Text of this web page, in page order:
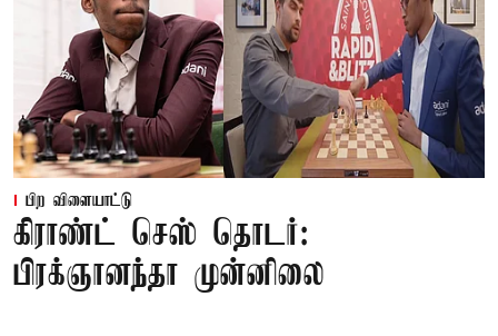
பிற விளையாட்டு
கிராண்ட் செஸ் தொடர்:
பிரக்ஞானந்தா முன்னிலை